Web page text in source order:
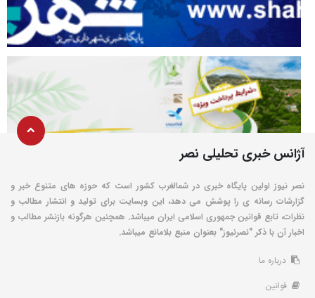
آژانس خبری تحلیلی نصر
نصر نیوز اولین پایگاه خبری در شمالغرب کشور است که حوزه های متنوع خبر و
گزارشات رسانه ی را پوشش می دهد، این وبسایت برای تولید و انتشار مطالب و
نظرات، تابع قوانین جمهوری اسلامی ایران میباشد. همچنین هرگونه بازنشر مطالب و
اخبار آن با ذکر "نصرنیوز" بعنوان منبع بلامانع میباشد.
درباره ما
قوانین